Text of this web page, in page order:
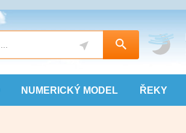
NUMERICKÝ MODEL ŘEKY